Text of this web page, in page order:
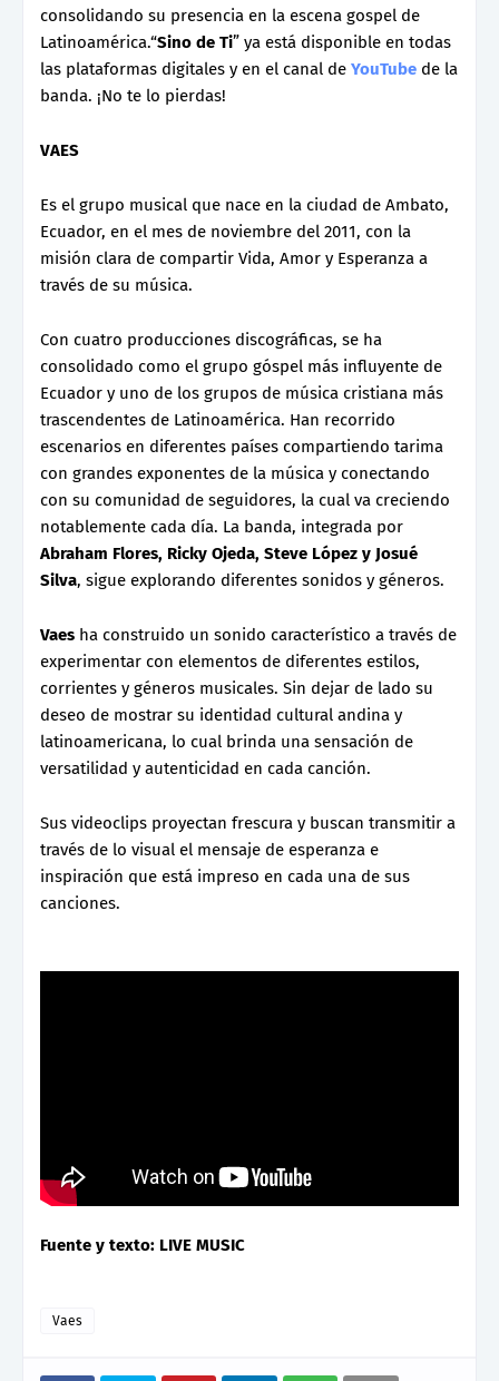
consolidando su presencia en la escena gospel de
Latinoamérica.“Sino de Ti” ya está disponible en todas
las plataformas digitales y en el canal de YouTube de la
banda. ¡No te lo pierdas!
VAES
Es el grupo musical que nace en la ciudad de Ambato,
Ecuador, en el mes de noviembre del 2011, con la
misión clara de compartir Vida, Amor y Esperanza a
través de su música.
Con cuatro producciones discográficas, se ha
consolidado como el grupo góspel más influyente de
Ecuador y uno de los grupos de música cristiana más
trascendentes de Latinoamérica. Han recorrido
escenarios en diferentes países compartiendo tarima
con grandes exponentes de la música y conectando
con su comunidad de seguidores, la cual va creciendo
notablemente cada día. La banda, integrada por
Abraham Flores, Ricky Ojeda, Steve López y Josué
Silva, sigue explorando diferentes sonidos y géneros.
Vaes ha construido un sonido característico a través de
experimentar con elementos de diferentes estilos,
corrientes y géneros musicales. Sin dejar de lado su
deseo de mostrar su identidad cultural andina y
latinoamericana, lo cual brinda una sensación de
versatilidad y autenticidad en cada canción.
Sus videoclips proyectan frescura y buscan transmitir a
través de lo visual el mensaje de esperanza e
inspiración que está impreso en cada una de sus
canciones.
Fuente y texto: LIVE MUSIC
Vaes